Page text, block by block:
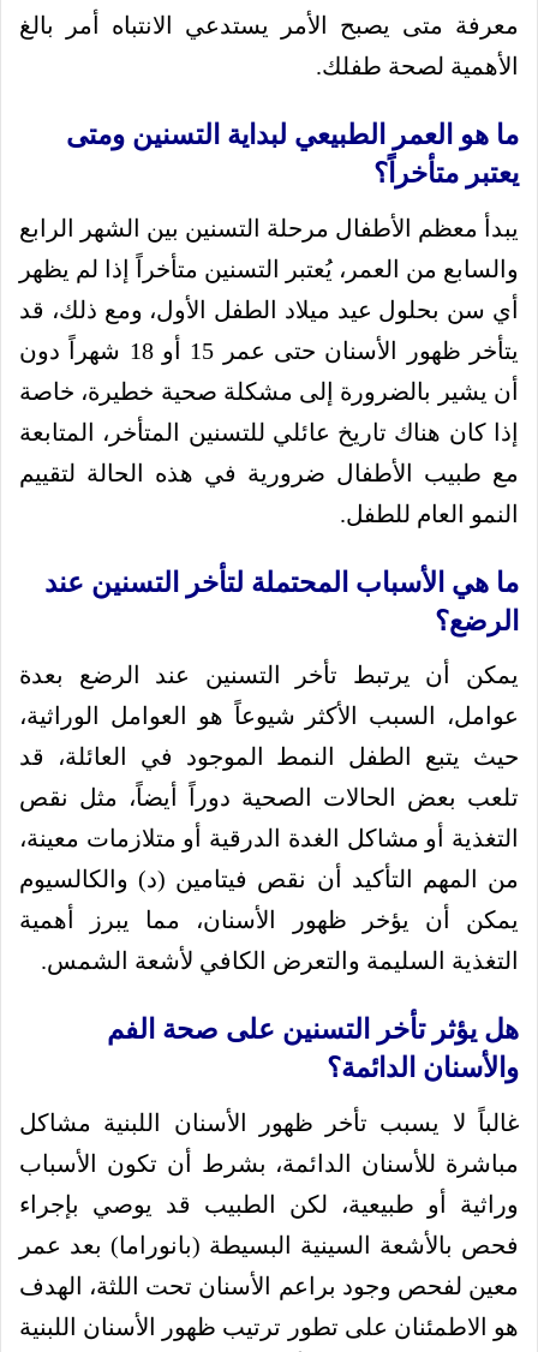
معرفة متى يصبح الأمر يستدعي الانتباه أمر بالغ
الأهمية لصحة طفلك.
ما هو العمر الطبيعي لبداية التسنين ومتى
يعتبر متأخراً؟
يبدأ معظم الأطفال مرحلة التسنين بين الشهر الرابع
والسابع من العمر، يُعتبر التسنين متأخراً إذا لم يظهر
أي سن بحلول عيد ميلاد الطفل الأول، ومع ذلك، قد
يتأخر ظهور الأسنان حتى عمر 15 أو 18 شهراً دون
أن يشير بالضرورة إلى مشكلة صحية خطيرة، خاصة
إذا كان هناك تاريخ عائلي للتسنين المتأخر، المتابعة
مع طبيب الأطفال ضرورية في هذه الحالة لتقييم
النمو العام للطفل.
ما هي الأسباب المحتملة لتأخر التسنين عند
الرضع؟
يمكن أن يرتبط تأخر التسنين عند الرضع بعدة
عوامل، السبب الأكثر شيوعاً هو العوامل الوراثية،
حيث يتبع الطفل النمط الموجود في العائلة، قد
تلعب بعض الحالات الصحية دوراً أيضاً، مثل نقص
التغذية أو مشاكل الغدة الدرقية أو متلازمات معينة،
من المهم التأكيد أن نقص فيتامين (د) والكالسيوم
يمكن أن يؤخر ظهور الأسنان، مما يبرز أهمية
التغذية السليمة والتعرض الكافي لأشعة الشمس.
هل يؤثر تأخر التسنين على صحة الفم
والأسنان الدائمة؟
غالباً لا يسبب تأخر ظهور الأسنان اللبنية مشاكل
مباشرة للأسنان الدائمة، بشرط أن تكون الأسباب
وراثية أو طبيعية، لكن الطبيب قد يوصي بإجراء
فحص بالأشعة السينية البسيطة (بانوراما) بعد عمر
معين لفحص وجود براعم الأسنان تحت اللثة، الهدف
هو الاطمئنان على تطور ترتيب ظهور الأسنان اللبنية